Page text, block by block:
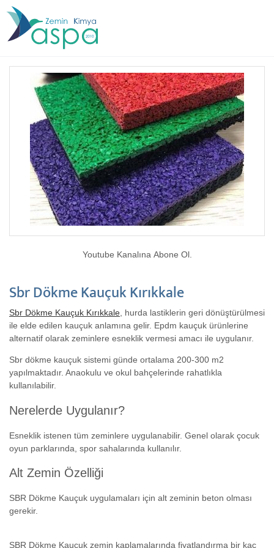
Youtube Kanalına Abone Ol.
Sbr Dökme Kauçuk Kırıkkale
Sbr Dökme Kauçuk Kırıkkale , hurda lastiklerin geri dönüştürülmesi
ile elde edilen kauçuk anlamına gelir. Epdm kauçuk ürünlerine
alternatif olarak zeminlere esneklik vermesi amacı ile uygulanır.
Sbr dökme kauçuk sistemi günde ortalama 200-300 m2
yapılmaktadır. Anaokulu ve okul bahçelerinde rahatlıkla
kullanılabilir.
Nerelerde Uygulanır?
Esneklik istenen tüm zeminlere uygulanabilir. Genel olarak çocuk
oyun parklarında, spor sahalarında kullanılır.
Alt Zemin Özelliği
SBR Dökme Kauçuk uygulamaları için alt zeminin beton olması
gerekir.
SBR Dökme Kauçuk zemin kaplamalarında fiyatlandırma bir kaç